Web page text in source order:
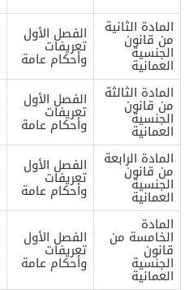
المادة الثانية
من قانون
الجنسية
العمانية
الفصل الأول
تعريفات
وأحكام عامة
المادة الثالثة
من قانون
الجنسية
العمانية
الفصل الأول
تعريفات
وأحكام عامة
المادة الرابعة
من قانون
الجنسية
العمانية
الفصل الأول
تعريفات
وأحكام عامة
المادة
الخامسة من
قانون
الجنسية
العمانية
الفصل الأول
تعريفات
وأحكام عامة